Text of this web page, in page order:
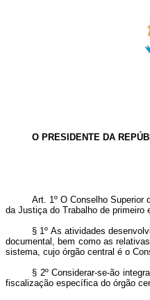
O PRESIDENTE DA
Art. 1º O Conselho Superior
da Justiça do Trabalho de
§ 1º As atividades
documental, bem como as
sistema, cujo órgão central é o
§ 2º Considerar-se-ão
fiscalização específica do órgão